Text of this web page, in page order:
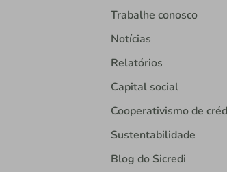
Trabalhe conosco
Notícias
Relatórios
Capital social
Cooperativismo de
Sustentabilidade
Blog do Sicredi